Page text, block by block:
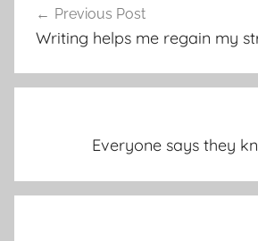
navigation
Previous Post
Writing helps me regain my
Everyone says they